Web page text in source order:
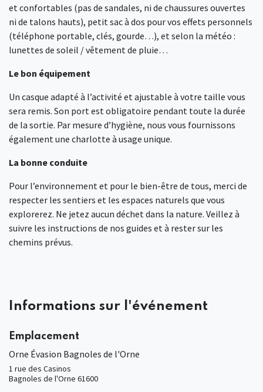
et confortables (pas de sandales, ni de chaussures ouvertes
ni de talons hauts), petit sac à dos pour vos effets personnels
(téléphone portable, clés, gourde…), et selon la météo :
lunettes de soleil / vêtement de pluie…
Le bon équipement
Un casque adapté à l’activité et ajustable à votre taille vous
sera remis. Son port est obligatoire pendant toute la durée
de la sortie. Par mesure d’hygiène, nous vous fournissons
également une charlotte à usage unique.
La bonne conduite
Pour l’environnement et pour le bien-être de tous, merci de
respecter les sentiers et les espaces naturels que vous
explorerez. Ne jetez aucun déchet dans la nature. Veillez à
suivre les instructions de nos guides et à rester sur les
chemins prévus.
Informations sur l'événement
Emplacement
Orne Évasion Bagnoles de l'Orne
1 rue des Casinos
Bagnoles de l'Orne 61600